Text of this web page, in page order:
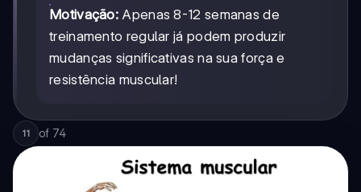
Motivação: Apenas 8-12 semanas de
treinamento regular já podem produzir
mudanças significativas na sua força e
resistência muscular!
11 of 74